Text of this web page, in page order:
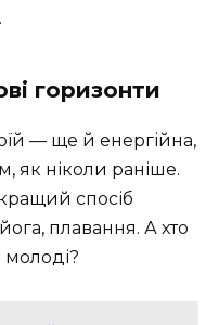
горизонти
— ще й енергійна,
як ніколи раніше.
спосіб
плавання. А хто
молоді?